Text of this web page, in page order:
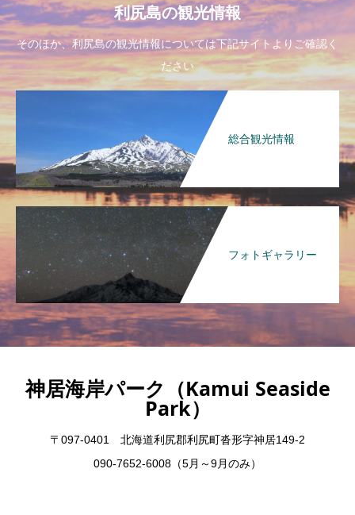
利尻島の観光情報
そのほか、利尻島の観光情報については下記サイトよりご確認く
ださい
総合観光情報
フォトギャラリー
神居海岸パーク（Kamui Seaside
Park）
〒097-0401 北海道利尻郡利尻町沓形字神居149-2
090-7652-6008（5月～9月のみ）